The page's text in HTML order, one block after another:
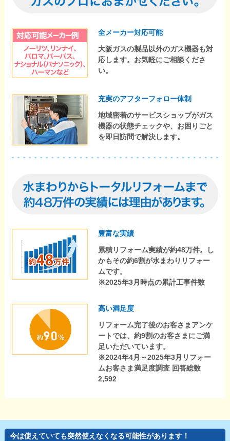
全メーカー対応可能
大阪ガスの製品以外のガス機器も対
応します。お気軽にご相談くださ
い。
充実のアフターフォロー体制
地域密着のサービスショップがガス
機器の状態チェックや、お困りごと
を即日訪問で解決します。
豊富な実績
累積リフォーム実績が約48万件。し
かもその約6割が水まわりリフォー
ムです。
※2025年3月時点の累計工事件数
高い満足度
リフォーム完了後のお客さまアンケ
ートでは、約9割のお客さまにご満
足いただいています。
※2024年4月～2025年3月リフォー
ムお客さま満足度調査 回答総数
2,592
今は使えていても突然使えなくなる可能性があります！